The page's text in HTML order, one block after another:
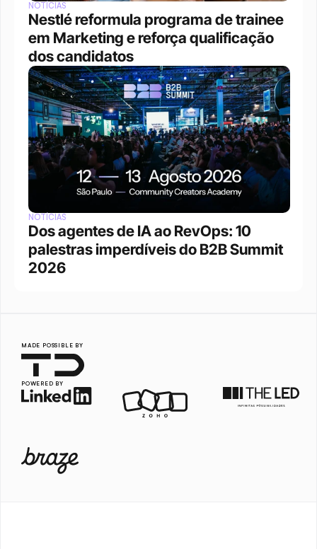
NOTÍCIAS
Nestlé reformula programa de trainee
em Marketing e reforça qualificação
dos candidatos
NOTÍCIAS
Dos agentes de IA ao RevOps: 10
palestras imperdíveis do B2B Summit
2026
MADE POSSIBLE BY
POWERED BY